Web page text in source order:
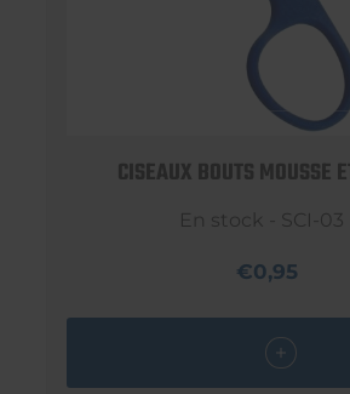
CISEAUX BOUTS MOUSSE
En stock - SCI-03
€0,95